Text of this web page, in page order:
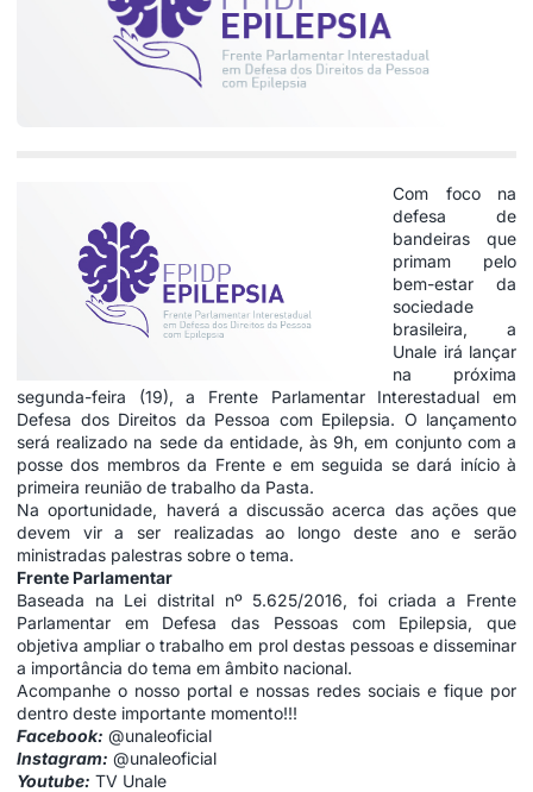
Com foco na
defesa de
bandeiras que
primam pelo
bem-estar da
sociedade
brasileira, a
Unale irá lançar
na próxima
segunda-feira (19), a Frente Parlamentar Interestadual em
Defesa dos Direitos da Pessoa com Epilepsia. O lançamento
será realizado na sede da entidade, às 9h, em conjunto com a
posse dos membros da Frente e em seguida se dará início à
primeira reunião de trabalho da Pasta.
Na oportunidade, haverá a discussão acerca das ações que
devem vir a ser realizadas ao longo deste ano e serão
ministradas palestras sobre o tema.
Frente Parlamentar
Baseada na Lei distrital nº 5.625/2016, foi criada a Frente
Parlamentar em Defesa das Pessoas com Epilepsia, que
objetiva ampliar o trabalho em prol destas pessoas e disseminar
a importância do tema em âmbito nacional.
Acompanhe o nosso portal e nossas redes sociais e fique por
dentro deste importante momento!!!
Facebook: @unaleoficial
Instagram: @unaleoficial
Youtube: TV Unale